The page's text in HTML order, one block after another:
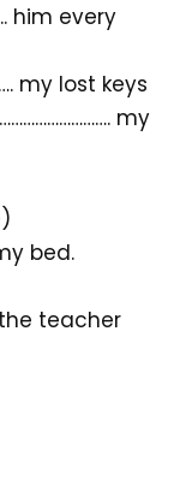
him every
my lost keys
my
bed.
the teacher